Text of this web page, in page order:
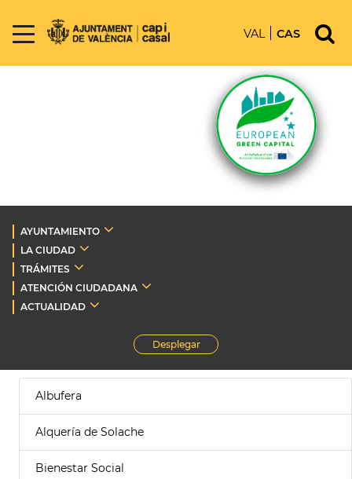
VAL CAS
AYUNTAMIENTO
LA CIUDAD
TRÁMITES
ATENCIÓN CIUDADANA
ACTUALIDAD
Desplegar
Albufera
Alquería de Solache
Bienestar Social